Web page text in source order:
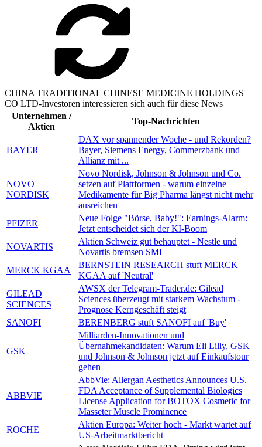
CHINA TRADITIONAL CHINESE MEDICINE HOLDINGS
CO LTD-Investoren interessieren sich auch für diese News
Unternehmen /
Aktien
Top-Nachrichten
BAYER
DAX vor spannender Woche - und Rekorden?
Bayer, Siemens Energy, Commerzbank und
Allianz mit ...
NOVO
NORDISK
Novo Nordisk, Johnson & Johnson und Co.
setzen auf Plattformen - warum einzelne
Medikamente für Big Pharma längst nicht mehr
ausreichen
PFIZER
Neue Folge "Börse, Baby!": Earnings-Alarm:
Jetzt entscheidet sich der KI-Boom
NOVARTIS
Aktien Schweiz gut behauptet - Nestle und
Novartis bremsen SMI
MERCK KGAA
BERNSTEIN RESEARCH stuft MERCK
KGAA auf 'Neutral'
GILEAD
SCIENCES
AWSX der Telegram-Trader.de: Gilead
Sciences überzeugt mit starkem Wachstum -
Prognose Kerngeschäft steigt
SANOFI
BERENBERG stuft SANOFI auf 'Buy'
GSK
Milliarden-Innovationen und
Übernahmekandidaten: Warum Eli Lilly, GSK
und Johnson & Johnson jetzt auf Einkaufstour
gehen
ABBVIE
AbbVie: Allergan Aesthetics Announces U.S.
FDA Acceptance of Supplemental Biologics
License Application for BOTOX Cosmetic for
Masseter Muscle Prominence
ROCHE
Aktien Europa: Weiter hoch - Markt wartet auf
US-Arbeitmarktbericht